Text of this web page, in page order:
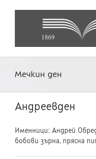
Мечкин ден
Андреевден
Именници: Андрей
бобови зърна, прясна